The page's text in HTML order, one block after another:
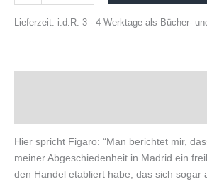
Lieferzeit: i.d.R. 3 - 4 Werktage als Bücher-
Hier spricht Figaro: “Man berichtet mir,
meiner Abgeschiedenheit in Madrid ein
den Handel etabliert habe, das sich sogar